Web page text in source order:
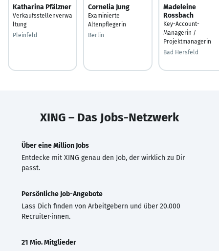
Katharina Pfälzner
Verkaufsstellenverwa
ltung
Pleinfeld
Cornelia Jung
Examinierte
Altenpflegerin
Berlin
Madeleine
Rossbach
Key-Account-
Managerin /
Projektmanagerin
Bad Hersfeld
XING – Das Jobs-Netzwerk
Über eine Million Jobs
Entdecke mit XING genau den Job, der wirklich zu Dir
passt.
Persönliche Job-Angebote
Lass Dich finden von Arbeitgebern und über 20.000
Recruiter·innen.
21 Mio. Mitglieder